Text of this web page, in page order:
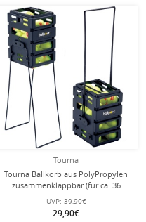
Tourna
Tourna Ballkorb aus PolyPropylen
zusammenklappbar (für ca. 36
Tennisbälle)
UVP: 39,90€
29,90€